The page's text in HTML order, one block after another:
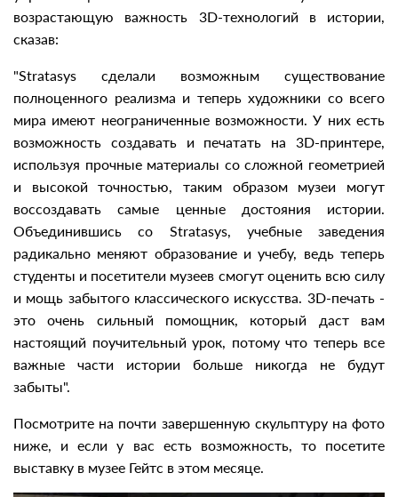
возрастающую важность 3D-технологий в истории,
сказав:
"Stratasys сделали возможным существование
полноценного реализма и теперь художники со всего
мира имеют неограниченные возможности. У них есть
возможность создавать и печатать на 3D-принтере,
используя прочные материалы со сложной геометрией
и высокой точностью, таким образом музеи могут
воссоздавать самые ценные достояния истории.
Объединившись со Stratasys, учебные заведения
радикально меняют образование и учебу, ведь теперь
студенты и посетители музеев смогут оценить всю силу
и мощь забытого классического искусства. 3D-печать -
это очень сильный помощник, который даст вам
настоящий поучительный урок, потому что теперь все
важные части истории больше никогда не будут
забыты".
Посмотрите на почти завершенную скульптуру на фото
ниже, и если у вас есть возможность, то посетите
выставку в музее Гейтс в этом месяце.